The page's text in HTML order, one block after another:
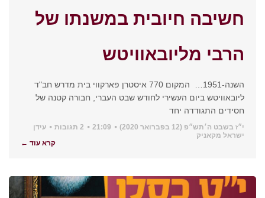
חשיבה חיובית במשנתו של
הרבי מליובאוויטש
השנה-1951… המקום 770 איסטרן פארקווי בית מדרש חב"ד
ליובאוויטש ביום העשירי לחודש שבט העברי, חבורה קטנה של
חסידים התגודדה יחד
י״ז בשבט ה׳תש״פ (12 בפברואר 2020) 21:09 2 תגובות
עידן
ישראל מקאניק
קרא עוד ←